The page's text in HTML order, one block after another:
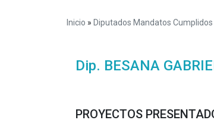
Inicio » Diputados Mandatos Cumplidos
Dip. BESANA
PROYECTOS